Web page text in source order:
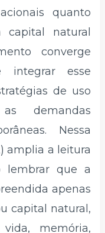
quanto
capital natural
converge
integrar esse
de uso
demandas
Nessa
amplia a leitura
lembrar que a
apenas
capital natural,
memória,